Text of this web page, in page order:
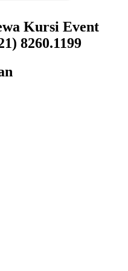
Kursi Event
8260.1199